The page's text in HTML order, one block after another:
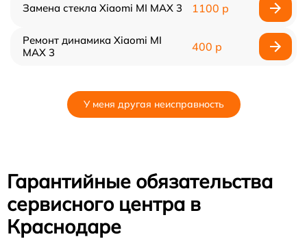
Замена стекла Xiaomi MI MAX 3 1100 р
Ремонт динамика Xiaomi MI
MAX 3
400 р
У меня другая неисправность
Гарантийные обязательства
сервисного центра в
Краснодаре